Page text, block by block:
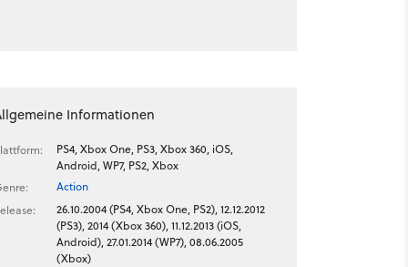
Informationen
PS4, Xbox One, PS3, Xbox 360, iOS,
Android, WP7, PS2, Xbox
Action
26.10.2004 (PS4, Xbox One, PS2), 12.12.2012
(PS3), 2014 (Xbox 360), 11.12.2013 (iOS,
Android), 27.01.2014 (WP7), 08.06.2005
(Xbox)